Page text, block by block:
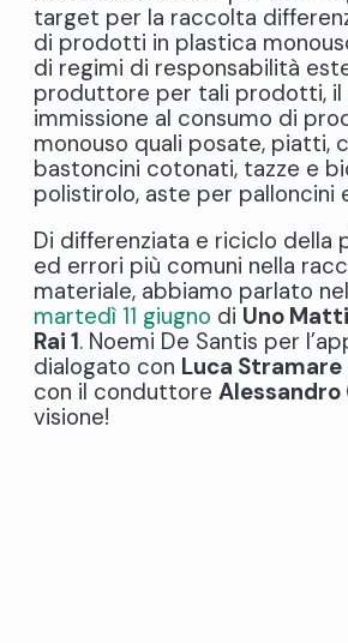
target per la raccolta
di prodotti in plastica
di regimi di responsabilità
produttore per tali prodotti, il
immissione al consumo di
monouso quali posate, piatti,
bastoncini cotonati, tazze e
polistirolo, aste per palloncini
Di differenziata e riciclo della
ed errori più comuni nella
materiale, abbiamo parlato
martedì 11 giugno di Uno
Rai 1. Noemi De Santis per
dialogato con Luca Stramare
con il conduttore Alessandro
visione!